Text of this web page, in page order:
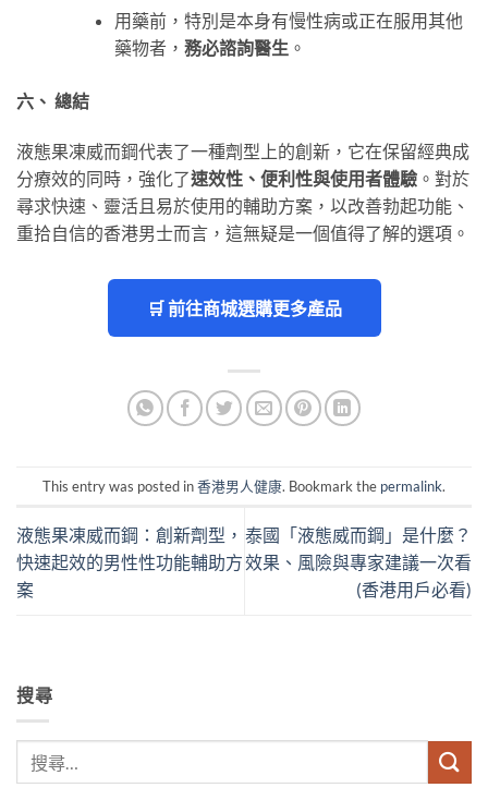
用藥前，特別是本身有慢性病或正在服用其他
藥物者， 務必諮詢醫生 。
六、 總結
液態果凍威而鋼代表了一種劑型上的創新，它在保留經典成
分療效的同時，強化了速效性、便利性與使用者體驗 。對於
尋求快速、靈活且易於使用的輔助方案，以改善勃起功能、
重拾自信的香港男士而言，這無疑是一個值得了解的選項。
🛒 前往商城選購更多產品
This entry was posted in香港男人健康. Bookmark the permalink.
液態果凍威而鋼：創新劑型，
快速起效的男性性功能輔助方
案
泰國「液態威而鋼」是什麼？
效果、風險與專家建議一次看
(香港用戶必看)
搜尋